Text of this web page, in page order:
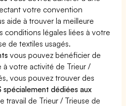
votre convention
aide à trouver la meilleure
conditions légales liées à votre
de textiles usagés.
vous pouvez bénéficier de
à votre activité de Trieur /
vous pouvez trouver des
dédiées aux
travail de Trieur / Trieuse de